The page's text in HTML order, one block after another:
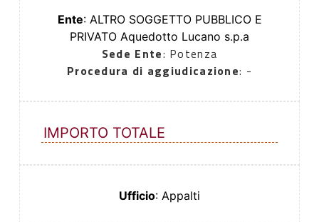
Ente: ALTRO SOGGETTO PUBBLICO E
PRIVATO Aquedotto Lucano s.p.a
Sede Ente: Potenza
Procedura di aggiudicazione: -
IMPORTO TOTALE
Ufficio: Appalti